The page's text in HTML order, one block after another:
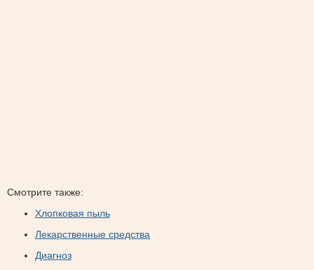
Смотрите также:
Хлопковая пыль
Лекарственные средства
Диагноз